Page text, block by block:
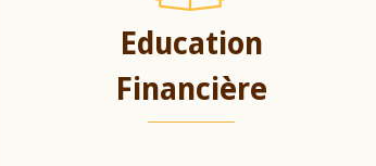
Education
Financière